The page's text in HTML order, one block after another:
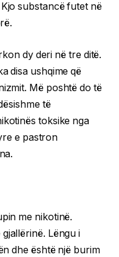
substancë futet në
dy deri në tre ditë.
disa ushqime që
Më poshtë do të
të
toksike nga
e pastron
me nikotinë.
Lëngu i
dhe është një burim